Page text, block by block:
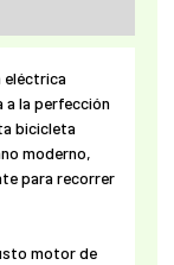
eléctrica
a la perfección
bicicleta
moderno,
para recorrer
motor de